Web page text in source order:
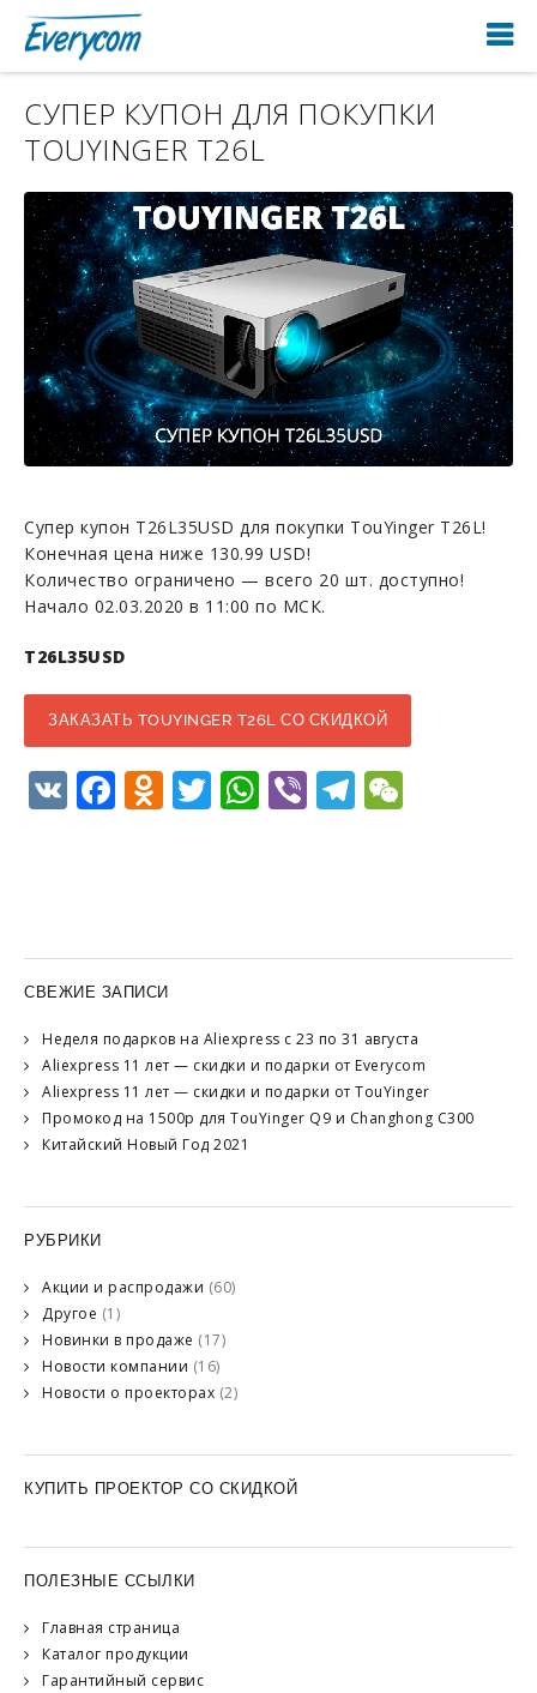
СУПЕР КУПОН ДЛЯ ПОКУПКИ
TOUYINGER T26L
Супер купон T26L35USD для покупки TouYinger T26L!
Конечная цена ниже 130.99 USD!
Количество ограничено — всего 20 шт. доступно!
Начало 02.03.2020 в 11:00 по МСК.
T26L35USD
ЗАКАЗАТЬ TOUYINGER T26L СО СКИДКОЙ
VKFacebook
Odnoklassniki
Twitter
WhatsApp
ViberTelegram
СВЕЖИЕ ЗАПИСИ
Неделя подарков на Aliexpress с 23 по 31 августа
Aliexpress 11 лет — скидки и подарки от Everycom
Aliexpress 11 лет — скидки и подарки от TouYinger
Промокод на 1500р для TouYinger Q9 и Changhong C300
Китайский Новый Год 2021
РУБРИКИ
Акции и распродажи (60)
Другое (1)
Новинки в продаже (17)
Новости компании (16)
Новости о проекторах (2)
КУПИТЬ ПРОЕКТОР СО СКИДКОЙ
ПОЛЕЗНЫЕ ССЫЛКИ
Главная страница
Каталог продукции
Гарантийный сервис